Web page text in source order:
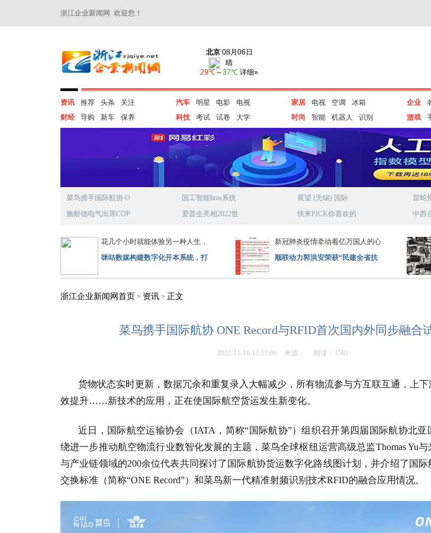
浙江企业新闻网 欢迎您！
资讯 推荐 头条
关注
财经
导购 新车 保养
汽车 明星 电影
电视
科技
考试 试卷 大学
家居 电视 空调
冰箱
时尚
智能 机器人 识别
企业
游戏
菜鸟携手国际航协 O
施耐德电气出席COP
国工智能lims系统
爱普生亮相2022世
展望 (无锡) 国际
快来PICK你喜欢的
雷蛇
中西
花几个小时就能体验另一种人生，
咪咕数媒构建数字化开本系统，打
新冠肺炎疫情牵动着亿万国人的心
顺联动力郭洪安荣获“民建全省抗
浙江企业新闻网首页 > 资讯 > 正文
菜鸟携手国际航协 ONE Record与RFID首次国内外同步融合
2022-11-16 12:53:06 来源： 阅读：1581
货物状态实时更新，数据冗余和重复录入大幅减少，所有物流参与方互联互通，上
效提升……新技术的应用，正在使国际航空货运发生新变化。
近日，国际航空运输协会（IATA，简称“国际航协”）组织召开第四届国际航协北亚
绕进一步推动航空物流行业数智化发展的主题，菜鸟全球枢纽运营高级总监Thomas Yu
与产业链领域的200余位代表共同探讨了国际航协货运数字化路线图计划，并介绍了国
交换标准（简称“ONE Record”）和菜鸟新一代精准射频识别技术RFID的融合应用情况。